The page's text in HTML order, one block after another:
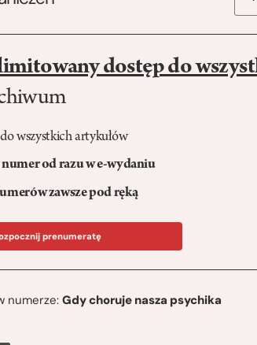
dostęp do
wszystkich artykułów
od razu w e-wydaniu
zawsze pod ręką
prenumeratę
numerze:Gdy choruje nasza psychika